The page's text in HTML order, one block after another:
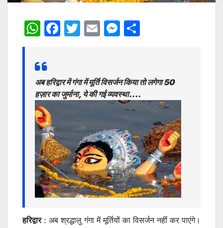
W
at
s
A
p
p
F
e
b
o
k
T
er
E
l
M
s
e
n
g
er
e
अब हरिद्वार में गंगा में मूर्ति विसर्जन किया तो लगेगा 50
हज़ार का जुर्माना, ये की गई व्यवस्था….
हरिद्वार: अब श्रद्धालु गंगा में मूर्तियों का विसर्जन नहीं कर पाएंगे।